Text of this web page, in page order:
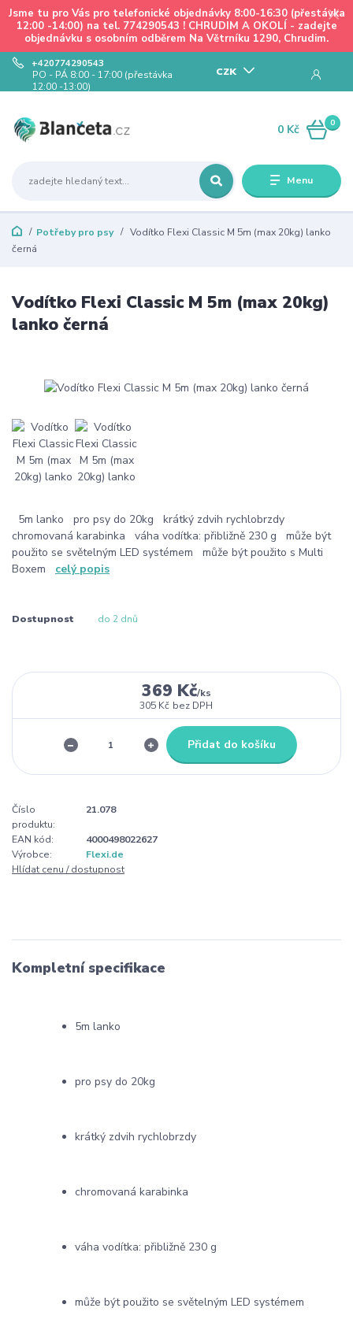
Jsme tu pro Vás pro telefonické objednávky 8:00-16:30 (přestávka
12:00 -14:00) na tel. 774290543 ! CHRUDIM A OKOLÍ - zadejte
objednávku s osobním odběrem Na Větrníku 1290, Chrudim.
Menu
CZK
+420774290543
PO - PÁ 8:00 - 17:00 (přestávka
12:00 -13:00)
0
0 Kč
Potřeby pro psy
Vodítko Flexi Classic M 5m (max 20kg) lanko
černá
Vodítko Flexi Classic M 5m (max 20kg)
lanko černá
5m lanko pro psy do 20kg krátký zdvih rychlobrzdy
chromovaná karabinka váha vodítka: přibližně 230 g může být
použito se světelným LED systémem může být použito s Multi
Boxem celý popis
Dostupnost do 2 dnů
369 Kč/ks
305 Kč bez DPH
Přidat do košíku
Číslo
produktu:
21.078
EAN kód:
4000498022627
Výrobce:
Flexi.de
Hlídat cenu / dostupnost
Kompletní specifikace
5m lanko
pro psy do 20kg
krátký zdvih rychlobrzdy
chromovaná karabinka
váha vodítka: přibližně 230 g
může být použito se světelným LED systémem